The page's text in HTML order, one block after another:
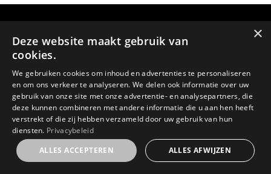
GSM:
0478 64 59 23
×
Deze website maakt gebruik van
cookies.
We gebruiken cookies om inhoud en advertenties te personaliseren
en om ons verkeer te analyseren. We delen ook informatie over uw
gebruik van onze site met onze advertentie- en analysepartners, die
deze kunnen combineren met andere informatie die u aan hen heeft
verstrekt of die zij hebben verzameld door uw gebruik van hun
diensten. Privacybeleid
ALLES ACCEPTEREN
ALLES AFWIJZEN